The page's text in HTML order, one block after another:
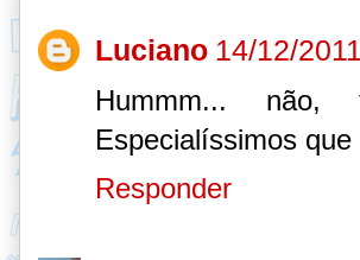
Luciano 14/12/
Hummm... não,
Especialíssimos
Responder